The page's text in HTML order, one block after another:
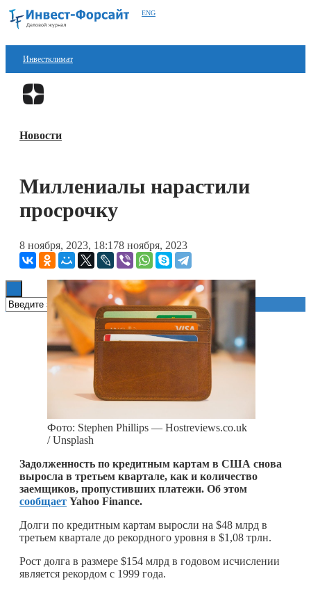
ENG
Инвестклимат
Финансы
Блокчейн
Книги
Новости
Миллениалы нарастили
просрочку
8 ноября, 2023, 18:178 ноября, 2023
Фото: Stephen Phillips — Hostreviews.co.uk
/ Unsplash
Задолженность по кредитным картам в США снова
выросла в третьем квартале, как и количество
заемщиков, пропустивших платежи. Об этом
сообщает Yahoo Finance.
Долги по кредитным картам выросли на $48 млрд в
третьем квартале до рекордного уровня в $1,08 трлн.
Рост долга в размере $154 млрд в годовом исчислении
является рекордом с 1999 года.